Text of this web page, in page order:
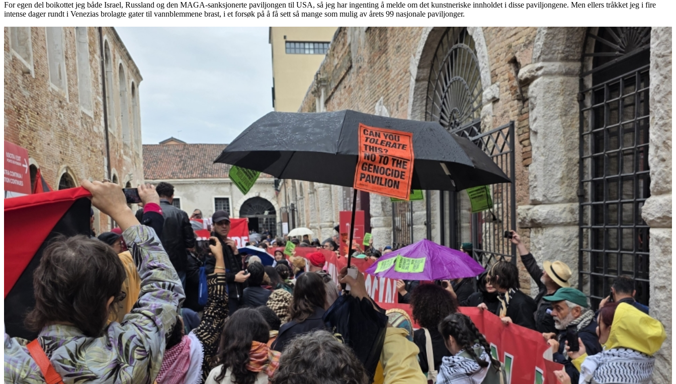
For egen del boikottet jeg både Israel, Russland og den MAGA-sanksjonerte paviljongen til USA, så jeg har ingenting å melde om det kunstneriske innholdet i disse paviljongene. Men ellers tråkket jeg i fire
intense dager rundt i Venezias brolagte gater til vannblemmene brast, i et forsøk på å få sett så mange som mulig av årets 99 nasjonale paviljonger.